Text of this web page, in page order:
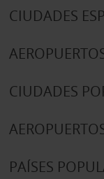
CIUDADES
CIUDADES
PAÍSES